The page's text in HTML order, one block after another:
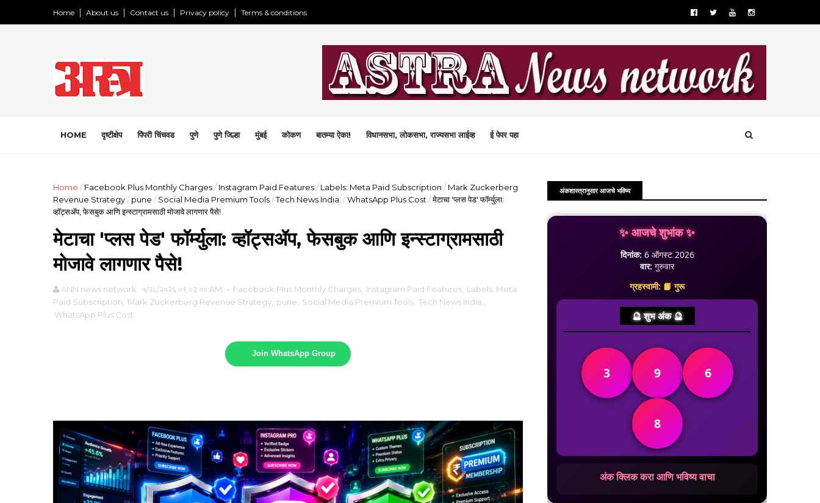
Home About us Contact us Privacy policy Terms & conditions
HOME दृष्टीक्षेप पिंपरी चिंचवड पुणे पुणे जिल्हा मुंबई कोकण बातम्या ऐका! विधानसभा, लोकसभा, राज्यसभा लाईव्ह ई पेपर पहा
Home / Facebook Plus Monthly Charges/ Instagram Paid Features/ Labels: Meta Paid Subscription / Mark Zuckerberg
Revenue Strategy/ pune / Social Media Premium Tools/Tech News India. /WhatsApp Plus Cost /मेटाचा 'प्लस पेड' फॉर्म्युला:
व्हॉट्सॲप, फेसबुक आणि इन्स्टाग्रामसाठी मोजावे लागणार पैसे!
मेटाचा 'प्लस पेड' फॉर्म्युला: व्हॉट्सॲप, फेसबुक आणि इन्स्टाग्रामसाठी
मोजावे लागणार पैसे!
ANN news network ५/२८/२०२६ ०९:०३:०० AM - Facebook Plus Monthly Charges Instagram Paid Features Labels: Meta
Paid Subscription
Mark Zuckerberg Revenue Strategy pune Social Media Premium Tools Tech News India.
WhatsApp Plus Cost
Join WhatsApp Group
अंकशास्त्रानुसार आजचे भविष्य
✨ आजचे शुभांक ✨
दिनांक: 6 ऑगस्ट 2026
वार: गुरुवार
ग्रहस्वामी: 📙 गुरू
🔮 शुभ अंक 🔮
3 9 6
8
अंक क्लिक करा आणि भविष्य वाचा